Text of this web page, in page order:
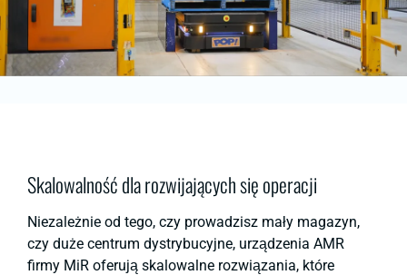
Skalowalność dla rozwijających się operacji
Niezależnie od tego, czy prowadzisz mały magazyn,
czy duże centrum dystrybucyjne, urządzenia AMR
firmy MiR oferują skalowalne rozwiązania, które